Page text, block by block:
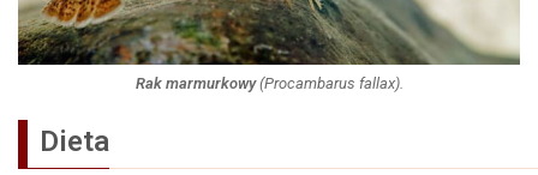
Rak marmurkowy(Procambarus fallax).
Dieta